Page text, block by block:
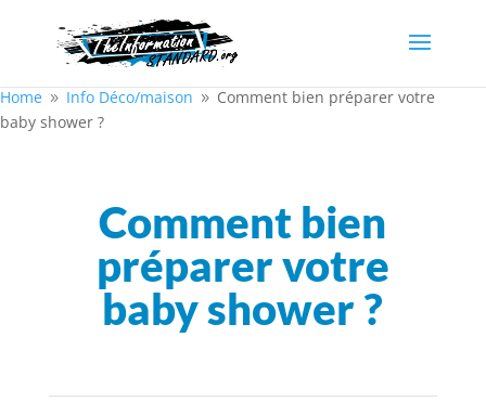
Home 9 Info Déco/maison 9 Comment bien préparer votre
baby shower ?
Comment bien
préparer votre
baby shower ?